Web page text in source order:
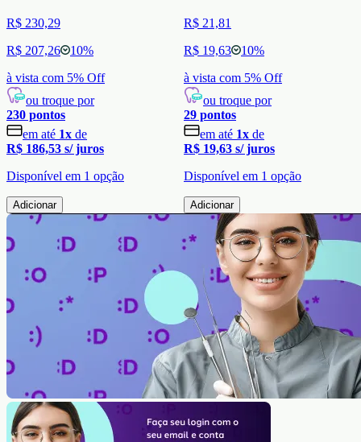
R$ 230,29
R$ 207,26
10%
à vista com 5% Off
ou troque por
230 pontos
em até 1x de
R$ 186,53 s/ juros
Disponível em 1 opção
Adicionar
R$ 21,81
R$ 19,63
10%
à vista com 5% Off
ou troque por
29 pontos
em até 1x de
R$ 19,63 s/ juros
Disponível em 1 opção
Adicionar